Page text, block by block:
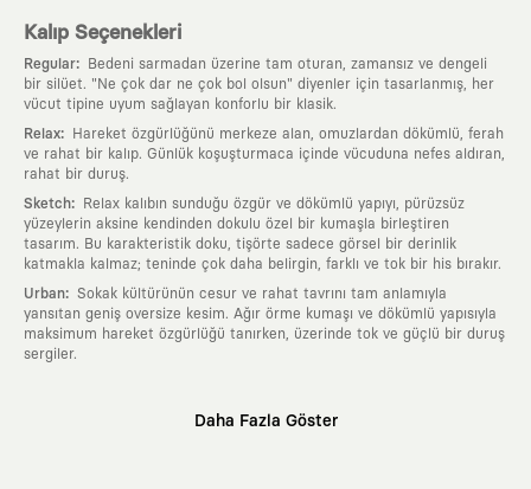
Kalıp Seçenekleri
Regular:
Bedeni sarmadan üzerine tam oturan, zamansız ve dengeli
bir silüet. "Ne çok dar ne çok bol olsun" diyenler için tasarlanmış, her
vücut tipine uyum sağlayan konforlu bir klasik.
Relax:
Hareket özgürlüğünü merkeze alan, omuzlardan dökümlü, ferah
ve rahat bir kalıp. Günlük koşuşturmaca içinde vücuduna nefes aldıran,
rahat bir duruş.
Sketch:
Relax kalıbın sunduğu özgür ve dökümlü yapıyı, pürüzsüz
yüzeylerin aksine kendinden dokulu özel bir kumaşla birleştiren
tasarım. Bu karakteristik doku, tişörte sadece görsel bir derinlik
katmakla kalmaz; teninde çok daha belirgin, farklı ve tok bir his bırakır.
Urban: Sokak kültürünün cesur ve rahat tavrını tam anlamıyla
yansıtan geniş oversize kesim. Ağır örme kumaşı ve dökümlü yapısıyla
maksimum hareket özgürlüğü tanırken, üzerinde tok ve güçlü bir duruş
sergiler.
Daha Fazla Göster